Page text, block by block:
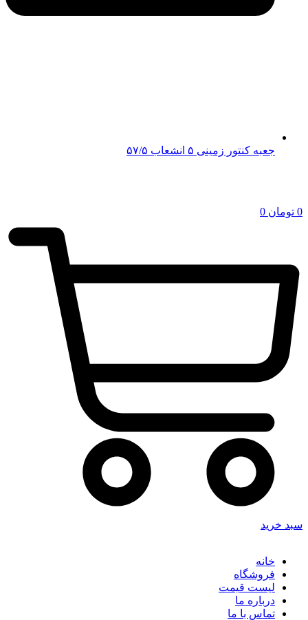
جعبه کنتور زمینی ۵ انشعاب ۵۷/۵
0 تومان 0
سبد خرید
خانه
فروشگاه
لیست قیمت
درباره ما
تماس با ما